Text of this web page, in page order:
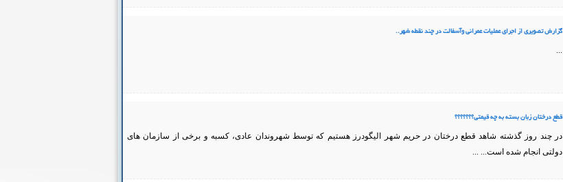
گزارش تصویری از اجرای عملیات عمرانی وآسفالت در چند نقطه شهر..
...
قطع درختان زبان بسته به چه قیمتی؟؟؟؟؟؟؟
در چند روز گذشته شاهد قطع درختان در حریم شهر الیگودرز هستیم که توسط شهروندان عادی، کسبه و برخی از سازمان های
دولتی انجام شده است... ...